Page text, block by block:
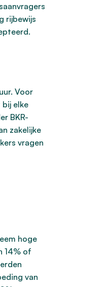
rijbewijs
Voor
elke
BKR-
zakelijke
vragen
hoge
14% of
van